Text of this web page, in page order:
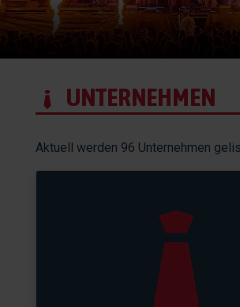
UNTERNEHMEN
Aktuell werden 96 Unternehmen